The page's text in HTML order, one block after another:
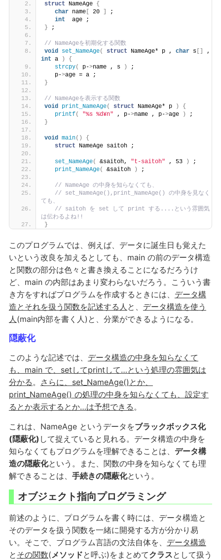
struct NameAge {
char name[ 20
;
int
  age ;
} ;
// NameAgeを初期化する関数
void set_NameAge( struct NameAge* p , char s[]
int a )
{
strcpy( p->name , s )
;
   p-
>age = a ;
}
// NameAgeを表示する関数
void print_NameAge( struct NameAge* p )
{
printf( "%s %d¥n" , p->name , p->age )
;
}
void main()
{
struct NameAge saitoh ;
set_NameAge( &saitoh, "t-saitoh" , 53 )
;
print_NameAge( &saitoh ) ;
// NameAge の中身を知らなくても、
// set_NameAge(),print_NameAge() の中身を見なく
ても、
// saitoh を set して print する....という雰囲気
は伝わるよね!!
}
このプログラムでは、例えば、データに誕生日も覚えた
いという改良を加えるとしても、main の前のデータ構造
と関数の部分は色々と書き換えることになるだろうけ
ど、main の内部はあまり変わらないだろう。こういう書
き方をすればプログラムを作成するときには、 データ構
造とそれを扱う関数を記述する人 と、 データ構造を使う
人(main内部を書く人)と、分業ができるようになる。
隠蔽化
このような記述では、 データ構造の中身を知らなくて
も、main で、setしてprintして…という処理の雰囲気は
分かる。
さらに、set_NameAge()とか、
print_NameAge() の処理の中身を知らなくても、設定す
るとか表示するとか…は予想できる。
これは、NameAge というデータをブラックボックス化
(隠蔽化) して捉えていると見れる。データ構造の中身を
知らなくてもプログラムを理解できることは、 データ構
造の隠蔽化という。また、関数の中身を知らなくても理
解できることは、 手続きの隠蔽化という。
オブジェクト指向プログラミング
前述のように、プログラムを書く時には、データ構造と
そのデータを扱う関数を一緒に開発する方が分かり易
い。そこで、プログラム言語の文法自体を、 データ構造
と その関数(メソッドと呼ぶ)をまとめてクラスとして扱う